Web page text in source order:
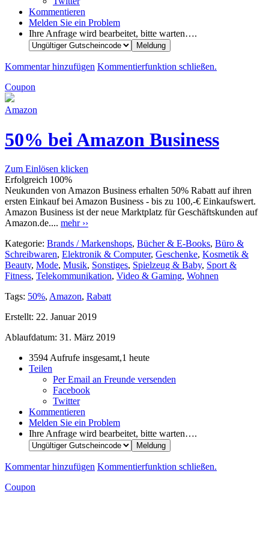
Kommentieren
Melden Sie ein Problem
Ihre Anfrage wird bearbeitet, bitte warten….
Kommentar hinzufügen Kommentierfunktion schließen.
Coupon
Amazon
50% bei Amazon Business
Zum Einlösen klicken
Erfolgreich 100%
Neukunden von Amazon Business erhalten 50% Rabatt auf ihren
ersten Einkauf bei Amazon Business - bis zu 100,-€ Einkaufswert.
Amazon Business ist der neue Marktplatz für Geschäftskunden auf
Amazon.de.... mehr ››
Kategorie: Brands / Markenshops, Bücher & E-Books, Büro &
Schreibwaren, Elektronik & Computer, Geschenke, Kosmetik &
Beauty, Mode, Musik, Sonstiges, Spielzeug & Baby, Sport &
Fitness, Telekommunikation, Video & Gaming, Wohnen
Tags: 50%, Amazon, Rabatt
Erstellt: 22. Januar 2019
Ablaufdatum: 31. März 2019
3594 Aufrufe insgesamt,1 heute
Teilen
Per Email an Freunde versenden
Facebook
Twitter
Kommentieren
Melden Sie ein Problem
Ihre Anfrage wird bearbeitet, bitte warten….
Kommentar hinzufügen Kommentierfunktion schließen.
Coupon